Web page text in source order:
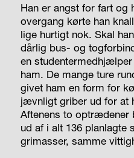
Han er angst for fart og
overgang kørte han
lige hurtigt nok. Skal
dårlig bus- og
en
ham. De mange ture
givet ham en form for
jævnligt griber ud for at
Aftenens to optrædener
ud af i alt 136 planlagte
grimasser, samme